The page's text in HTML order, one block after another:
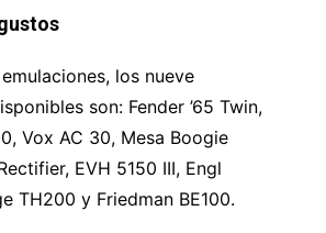
los nueve
son: Fender ’65 Twin,
Vox AC 30, Mesa Boogie
EVH 5150 III, Engl
TH200 y Friedman BE100.